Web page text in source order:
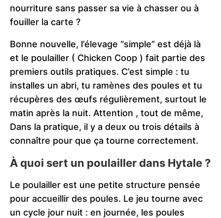
nourriture sans passer sa vie à chasser ou à
fouiller la carte ?
Bonne nouvelle, l’élevage “simple” est déjà là
et le poulailler ( Chicken Coop ) fait partie des
premiers outils pratiques. C’est simple : tu
installes un abri, tu ramènes des poules et tu
récupères des œufs régulièrement, surtout le
matin après la nuit. Attention , tout de même,
Dans la pratique, il y a deux ou trois détails à
connaître pour que ça tourne correctement.
À quoi sert un poulailler dans Hytale ?
Le poulailler est une petite structure pensée
pour accueillir des poules. Le jeu tourne avec
un cycle jour nuit : en journée, les poules